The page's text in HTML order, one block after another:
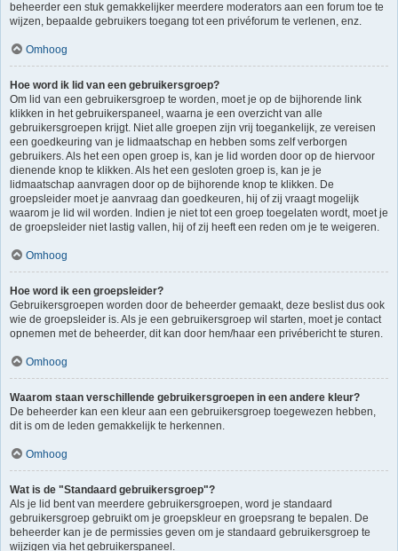
beheerder een stuk gemakkelijker meerdere moderators aan een forum toe te
wijzen, bepaalde gebruikers toegang tot een privéforum te verlenen, enz.
Omhoog
Hoe word ik lid van een gebruikersgroep?
Om lid van een gebruikersgroep te worden, moet je op de bijhorende link
klikken in het gebruikerspaneel, waarna je een overzicht van alle
gebruikersgroepen krijgt. Niet alle groepen zijn vrij toegankelijk, ze vereisen
een goedkeuring van je lidmaatschap en hebben soms zelf verborgen
gebruikers. Als het een open groep is, kan je lid worden door op de hiervoor
dienende knop te klikken. Als het een gesloten groep is, kan je je
lidmaatschap aanvragen door op de bijhorende knop te klikken. De
groepsleider moet je aanvraag dan goedkeuren, hij of zij vraagt mogelijk
waarom je lid wil worden. Indien je niet tot een groep toegelaten wordt, moet je
de groepsleider niet lastig vallen, hij of zij heeft een reden om je te weigeren.
Omhoog
Hoe word ik een groepsleider?
Gebruikersgroepen worden door de beheerder gemaakt, deze beslist dus ook
wie de groepsleider is. Als je een gebruikersgroep wil starten, moet je contact
opnemen met de beheerder, dit kan door hem/haar een privébericht te sturen.
Omhoog
Waarom staan verschillende gebruikersgroepen in een andere kleur?
De beheerder kan een kleur aan een gebruikersgroep toegewezen hebben,
dit is om de leden gemakkelijk te herkennen.
Omhoog
Wat is de "Standaard gebruikersgroep"?
Als je lid bent van meerdere gebruikersgroepen, word je standaard
gebruikersgroep gebruikt om je groepskleur en groepsrang te bepalen. De
beheerder kan je de permissies geven om je standaard gebruikersgroep te
wijzigen via het gebruikerspaneel.